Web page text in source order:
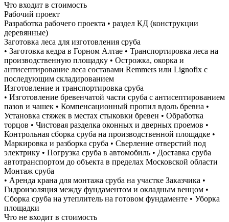
Что входит в стоимость
Рабочий проект
Разработка рабочего проекта • раздел КД (конструкции
деревянные)
Заготовка леса для изготовления сруба
• Заготовка кедра в Горном Алтае • Транспортировка леса на
производственную площадку • Острожка, окорка и
антисептирование леса составами Remmers или Lignofix с
последующим складированием
Изготовление и транспортировка сруба
• Изготовление бревенчатой части сруба с антисептированием
пазов и чашек • Компенсационный пропил вдоль бревна •
Установка стяжек в местах стыковки бревен • Обработка
торцов • Чистовая разделка оконных и дверных проемов •
Контрольная сборка сруба на производственной площадке •
Маркировка и разборка сруба • Сверление отверстий под
электрику • Погрузка сруба в автомобиль • Доставка сруба
автотранспортом до объекта в пределах Московской области
Монтаж сруба
• Аренда крана для монтажа сруба на участке Заказчика •
Гидроизоляция между фундаментом и окладным венцом •
Сборка сруба на утеплитель на готовом фундаменте • Уборка
площадки
Что не входит в стоимость